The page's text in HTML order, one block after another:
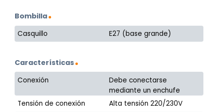
Bombilla
Casquillo E27 (base grande)
Características
Conexión
Debe conectarse
mediante un enchufe
Tensión de conexión
Alta tensión 220/230V